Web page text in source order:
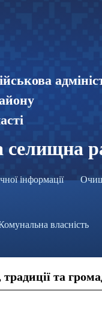
селищна
інформації
власність
та